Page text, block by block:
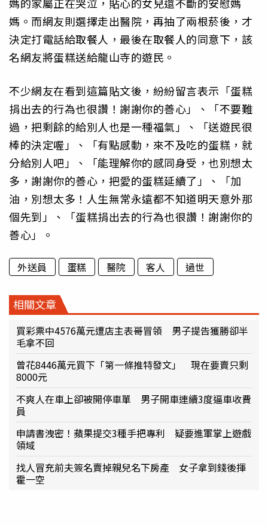
媽。而網友則選擇走出醫院，再抽了兩根菸後，才
決定打電話給取餐人，最後在取餐人的同意下，該
名網友將蛋糕送給龍山寺的遊民。
不少網友在看到這篇貼文後，紛紛留言表示「蛋糕
捐出去的行為也很讚！謝謝你的善心」、「不要難
過，把剩餘的給別人也是一種福氣」、「送遊民很
棒的決定喔」、「有點感動，來不及吃的蛋糕，就
分給別人吧」、「能理解你的感同身受，也別想太
多，謝謝你的善心，把愛的蛋糕延續了」、「加
油，別想太多！人生無常永遠都不知道明天意外那
個先到」、「蛋糕捐出去的行為也很讚！謝謝你的
善心」。
外送員 蛋糕 醫院 客人 過世
相關文章
買彩票中4576萬元遭店主表哥冒領 男子提告獲勝卻半
毛拿不回
曾花8446萬元買下「第一條推特發文」 現在要賣只剩
8000元
不爽人在車上卻被開停車單 男子開車連續3度逼車收費
員
申請書洩密！蘋果提交3種手把專利 疑要進軍掌上遊戲
領域
找人冒充前夫簽名賣掉親兒名下房產 女子拿到錢後揮
霍一空